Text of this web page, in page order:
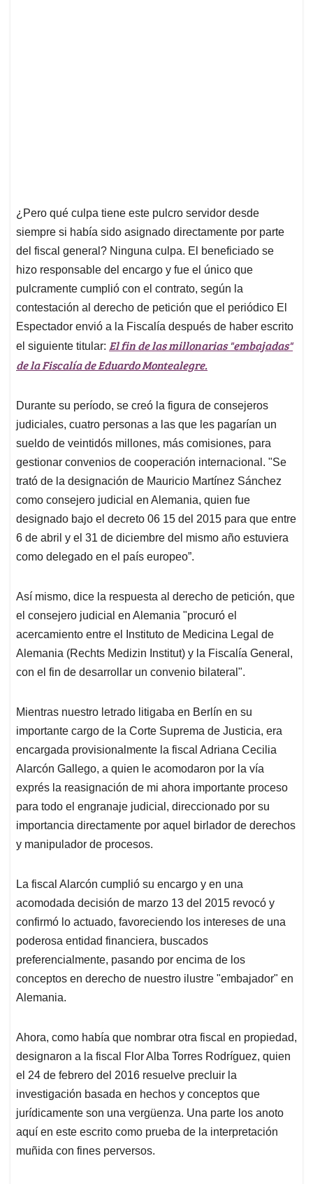
¿Pero qué culpa tiene este pulcro servidor desde
siempre si había sido asignado directamente por parte
del fiscal general? Ninguna culpa. El beneficiado se
hizo responsable del encargo y fue el único que
pulcramente cumplió con el contrato, según la
contestación al derecho de petición que el periódico El
Espectador envió a la Fiscalía después de haber escrito
el siguiente titular: El fin de las millonarias "embajadas"
de la Fiscalía de Eduardo Montealegre.
Durante su período, se creó la figura de consejeros
judiciales, cuatro personas a las que les pagarían un
sueldo de veintidós millones, más comisiones, para
gestionar convenios de cooperación internacional. "Se
trató de la designación de Mauricio Martínez Sánchez
como consejero judicial en Alemania, quien fue
designado bajo el decreto 06 15 del 2015 para que entre
6 de abril y el 31 de diciembre del mismo año estuviera
como delegado en el país europeo”.
Así mismo, dice la respuesta al derecho de petición, que
el consejero judicial en Alemania "procuró el
acercamiento entre el Instituto de Medicina Legal de
Alemania (Rechts Medizin Institut) y la Fiscalía General,
con el fin de desarrollar un convenio bilateral".
Mientras nuestro letrado litigaba en Berlín en su
importante cargo de la Corte Suprema de Justicia, era
encargada provisionalmente la fiscal Adriana Cecilia
Alarcón Gallego, a quien le acomodaron por la vía
exprés la reasignación de mi ahora importante proceso
para todo el engranaje judicial, direccionado por su
importancia directamente por aquel birlador de derechos
y manipulador de procesos.
La fiscal Alarcón cumplió su encargo y en una
acomodada decisión de marzo 13 del 2015 revocó y
confirmó lo actuado, favoreciendo los intereses de una
poderosa entidad financiera, buscados
preferencialmente, pasando por encima de los
conceptos en derecho de nuestro ilustre "embajador" en
Alemania.
Ahora, como había que nombrar otra fiscal en propiedad,
designaron a la fiscal Flor Alba Torres Rodríguez, quien
el 24 de febrero del 2016 resuelve precluir la
investigación basada en hechos y conceptos que
jurídicamente son una vergüenza. Una parte los anoto
aquí en este escrito como prueba de la interpretación
muñida con fines perversos.